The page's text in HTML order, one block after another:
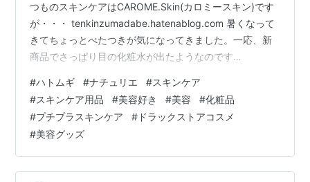
つものスキンケアはCAROME.Skin(カロミースキン)です
が・・・ tenkinzumadabe.hatenablog.com 暑くなって
きてちょっとべたつきが気になってきました。一応、新
商品でさっぱり目の化粧水が出たようなのです
にさっぱりしたものを使いたいので、一旦私はカロミー
スキンをお休みすることにしました。 ※夫も一緒にカロ
ミースキンを使っていたので、そのまま夫に引き続き使
ってもらうことに。 というわけで夏に使いたくなるスキ
ンケア、ナチュリエのハトムギシリーズを購入。 化粧
水・保湿…
#ハトムギ #ナチュリエ #スキンケア
#スキンケア用品 #美容好き #美容 #化粧品
#プチプラスキンケア # ドラックストアコスメ
#美容グッズ